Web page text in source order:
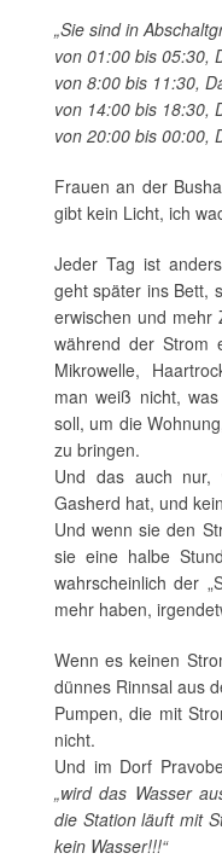
„Sie sind in
von 01:00 bis 05:30,
von 8:00 bis 11:30,
von 14:00 bis 18:30,
von 20:00 bis 00:00,
Frauen an der
gibt kein Licht, ich
Jeder Tag ist
geht später ins Bett,
erwischen und mehr
während der Strom
Mikrowelle,
man weiß nicht,
soll, um die
zu bringen.
Und das auch nur,
Gasherd hat, und
Und wenn sie den
sie eine halbe
wahrscheinlich der
mehr haben,
Wenn es keinen
dünnes Rinnsal aus
Pumpen, die mit
nicht.
Und im Dorf
„wird das Wasser
die Station läuft mit
kein Wasser!!!“